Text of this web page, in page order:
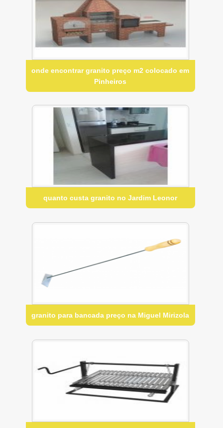
onde encontrar granito preço m2 colocado em
Pinheiros
quanto custa granito no Jardim Leonor
granito para bancada preço na Miguel Mirizola